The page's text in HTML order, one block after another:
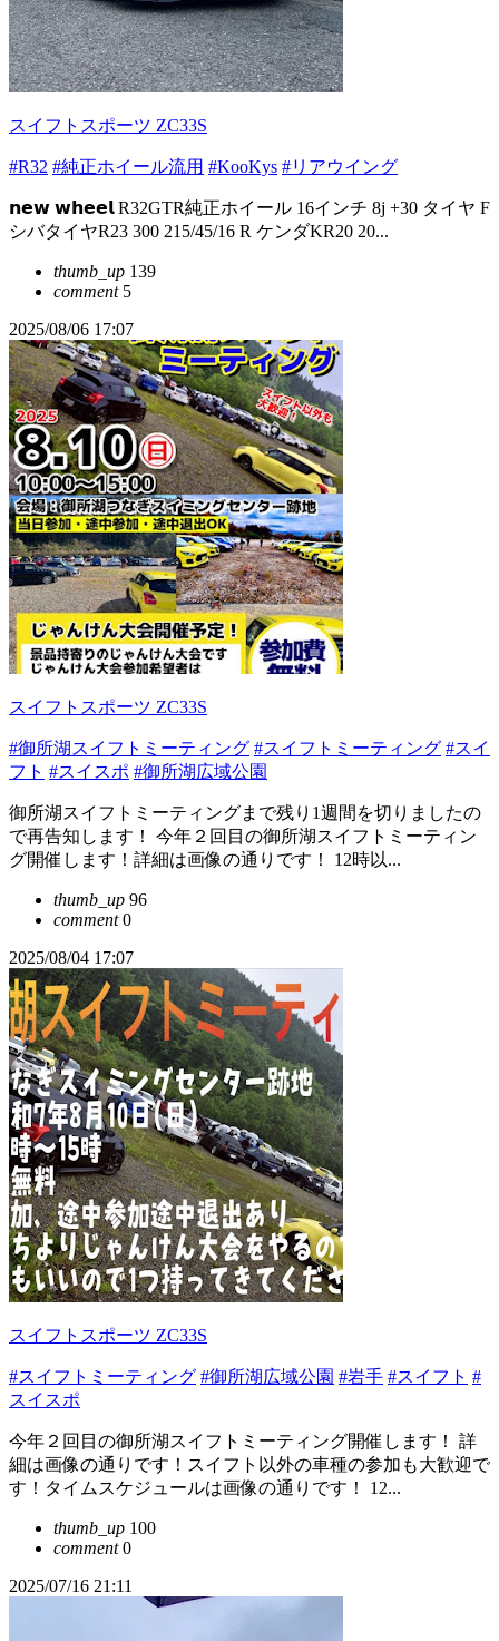
スイフトスポーツ ZC33S
#R32 #純正ホイール流用 #KooKys #リアウイング
𝗻𝗲𝘄 𝘄𝗵𝗲𝗲𝗹 R32GTR純正ホイール 16インチ 8j +30 タイヤ F
シバタイヤR23 300 215/45/16 R ケンダKR20 20...
thumb_up 139
comment5
2025/08/06 17:07
スイフトスポーツ ZC33S
#御所湖スイフトミーティング #スイフトミーティング #スイ
フト #スイスポ #御所湖広域公園
御所湖スイフトミーティングまで残り1週間を切りましたの
で再告知します！ 今年２回目の御所湖スイフトミーティン
グ開催します！詳細は画像の通りです！ 12時以...
thumb_up 96
comment0
2025/08/04 17:07
スイフトスポーツ ZC33S
#スイフトミーティング #御所湖広域公園 #岩手 #スイフト #
スイスポ
今年２回目の御所湖スイフトミーティング開催します！ 詳
細は画像の通りです！スイフト以外の車種の参加も大歓迎で
す！タイムスケジュールは画像の通りです！ 12...
thumb_up 100
comment0
2025/07/16 21:11